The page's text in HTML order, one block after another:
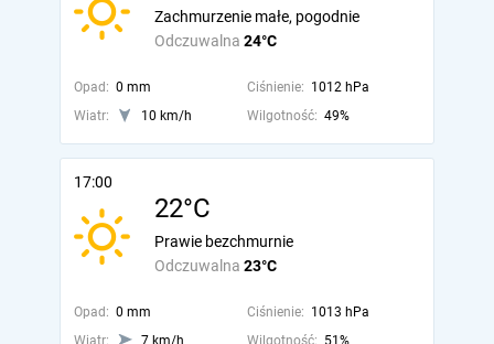
Odczuwalna 24°C
Zachmurzenie małe, pogodnie
Opad: 0 mm Ciśnienie: 1012 hPa
Wiatr:
10 km/h Wilgotność: 49%
17:00
22°C
Odczuwalna 23°C
Prawie bezchmurnie
Opad: 0 mm Ciśnienie: 1013 hPa
Wiatr:
7 km/h Wilgotność: 51%